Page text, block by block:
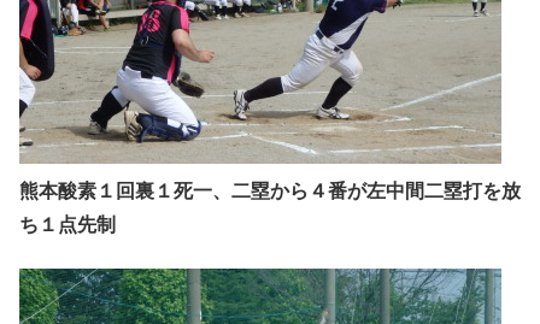
熊本酸素１回裏１死一、二塁から４番が左中間二塁打を放
ち１点先制